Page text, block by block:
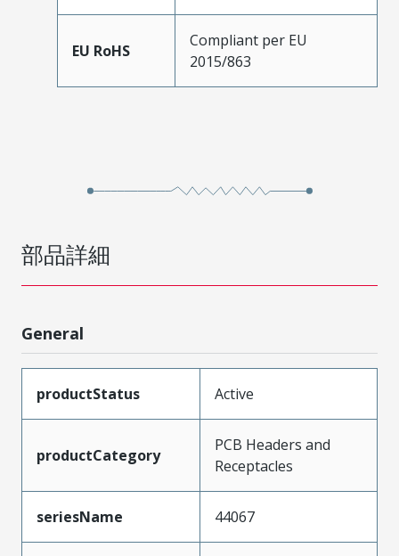
EU RoHS
Compliant per EU
2015/863
部品詳細
General
productStatus Active
productCategory
PCB Headers and
Receptacles
seriesName 44067